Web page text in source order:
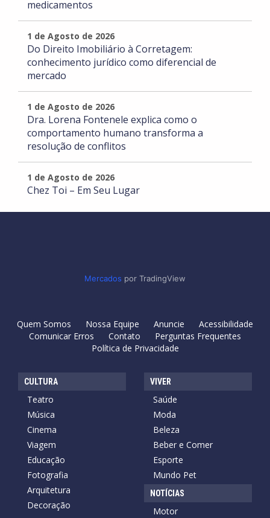
medicamentos
1 de Agosto de 2026
Do Direito Imobiliário à Corretagem:
conhecimento jurídico como diferencial de
mercado
1 de Agosto de 2026
Dra. Lorena Fontenele explica como o
comportamento humano transforma a
resolução de conflitos
1 de Agosto de 2026
Chez Toi – Em Seu Lugar
Mercados por TradingView
Quem Somos Nossa Equipe Anuncie
Acessibilidade
Comunicar Erros
Contato
Perguntas Frequentes
Política de Privacidade
CULTURA
Teatro
Música
Cinema
Viagem
Educação
Fotografia
Arquitetura
Decoração
VIVER
Saúde
Moda
Beleza
Beber e Comer
Esporte
Mundo Pet
NOTÍCIAS
Motor